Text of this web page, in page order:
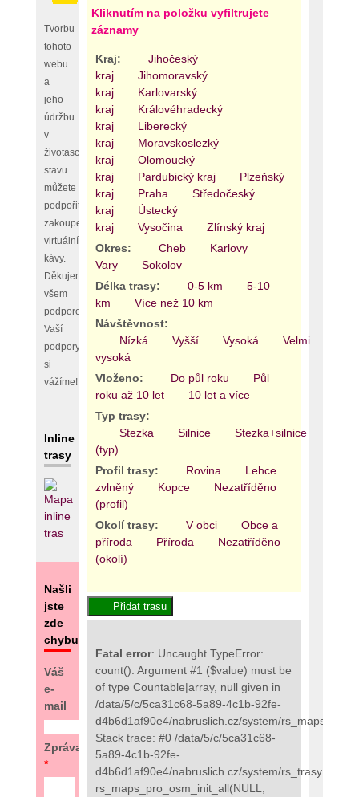
Tvorbu
tohoto
webu
a
jeho
údržbu
v
životaschopném
stavu
můžete
podpořit
zakoupením
virtuální
kávy.
Děkujeme
všem
podporovatelům,
Vaší
podpory
si
vážíme!
Inline
trasy
Našli
jste
zde
chybu?
Váš
e-
mail
Zpráva
*
Kliknutím na položku vyfiltrujete
záznamy
Kraj:
Jihočeský
kraj
Jihomoravský
kraj
Karlovarský
kraj
Královéhradecký
kraj
Liberecký
kraj
Moravskoslezký
kraj
Olomoucký
kraj
Pardubický kraj
Plzeňský
kraj
Praha
Středočeský
kraj
Ústecký
kraj
Vysočina
Zlínský kraj
Okres:
Cheb
Karlovy
Vary
Sokolov
Délka trasy:
0-5 km
5-10
km
Více než 10 km
Návštěvnost:
Nízká
Vyšší Vysoká
Velmi
vysoká
Vloženo:
Do půl roku
Půl
roku až 10 let
10 let a více
Typ trasy:
Stezka
Silnice Stezka+silnice
(typ)
Profil trasy:
Rovina
Lehce
zvlněný
Kopce
Nezatříděno
(profil)
Okolí trasy:
V obci
Obce a
příroda
Příroda
Nezatříděno
(okolí)
Fatal error: Uncaught TypeError:
count(): Argument #1 ($value) must be
of type Countable|array, null given in
/data/5/c/5ca31c68-5a89-4c1b-92fe-
d4b6d1af90e4/nabruslich.cz/system/
Stack trace: #0 /data/5/c/5ca31c68-
5a89-4c1b-92fe-
d4b6d1af90e4/nabruslich.cz/system/
rs_maps_pro_osm_init_all(NULL,